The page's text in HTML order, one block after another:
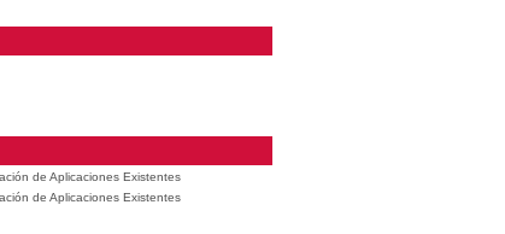
de Aplicaciones Existentes
de Aplicaciones Existentes